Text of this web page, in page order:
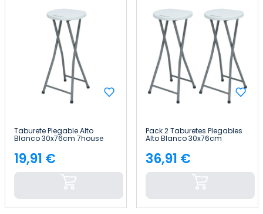
Taburete Plegable Alto
Blanco 30x76cm 7house
Precio
19,91 €
Pack 2 Taburetes Plegables
Alto Blanco 30x76cm
Precio
36,91 €